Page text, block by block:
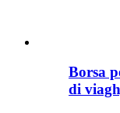
Borsa
di